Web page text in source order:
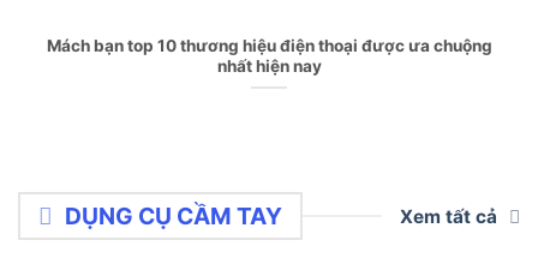
Mách bạn top 10 thương hiệu điện thoại được ưa chuộng
nhất hiện nay
DỤNG CỤ CẦM TAY Xem tất cả